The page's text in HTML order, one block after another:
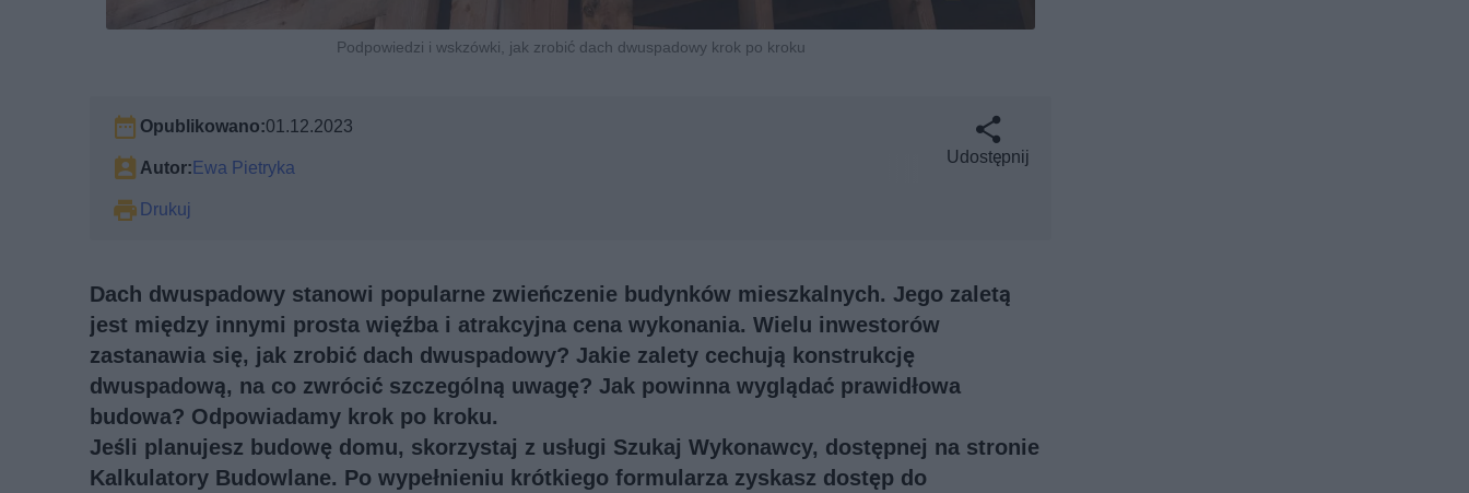
Podpowiedzi i wskzówki, jak zrobić dach dwuspadowy krok po kroku
Opublikowano:01.12.2023
Autor:Ewa Pietryka
Drukuj
Udostępnij
Dach dwuspadowy stanowi popularne zwieńczenie budynków mieszkalnych. Jego zaletą
jest między innymi prosta więźba i atrakcyjna cena wykonania. Wielu inwestorów
zastanawia się, jak zrobić dach dwuspadowy? Jakie zalety cechują konstrukcję
dwuspadową, na co zwrócić szczególną uwagę? Jak powinna wyglądać prawidłowa
budowa? Odpowiadamy krok po kroku.
Jeśli planujesz budowę domu, skorzystaj z usługi Szukaj Wykonawcy, dostępnej na stronie
Kalkulatory Budowlane. Po wypełnieniu krótkiego formularza zyskasz dostęp do